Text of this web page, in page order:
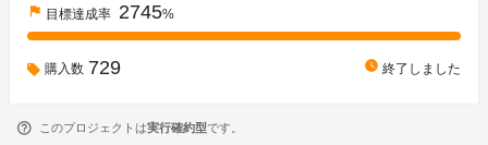
flag 目標達成率 2745%
購入数 729 watch_later 終了しました
このプロジェクトは実行確約型です。